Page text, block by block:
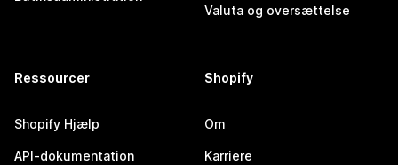
Valuta og oversættelse
Ressourcer
Shopify Hjælp
API-dokumentation
Shopify
Om
Karriere